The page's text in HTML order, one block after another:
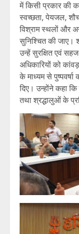
में किसी प्रकार की
स्वच्छता, पेयजल,
विश्राम स्थलों और
सुनिश्चित की जाए।
उन्हें सुरक्षित एवं
अधिकारियों को
के माध्यम से
दिए। उन्होंने कहा
तथा श्रद्धालुओं के